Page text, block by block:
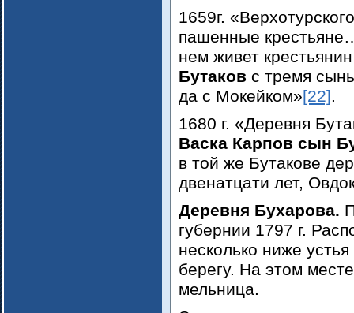
1659г.
пашенные
нем живет
Бутаков с тремя
да с Мокейком»[22].
1680 г. «Деревня
Васка Карпов сын
в той же Бутакове
двенатцати лет,
Деревня Бухарова.
губернии 1797 г.
несколько ниже
берегу. На этом
мельница.